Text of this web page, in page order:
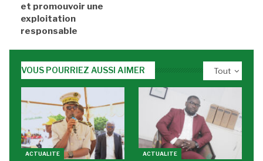
et promouvoir une
exploitation
responsable
Tout
VOUS POURRIEZ AUSSI AIMER
ACTUALITE ACTUALITE